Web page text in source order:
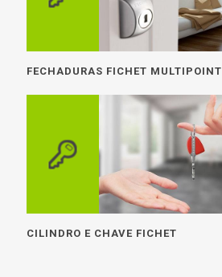
FECHADURAS FICHET MULTIPOINT
CILINDRO E CHAVE FICHET